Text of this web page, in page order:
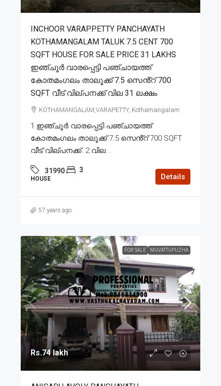
INCHOOR VARAPPETTY PANCHAYATH
KOTHAMANGALAM TALUK 7.5 CENT 700
SQFT HOUSE FOR SALE PRICE 31 LAKHS
ഇഞ്ചൂർ വാരപ്പെട്ടി പഞ്ചായത്ത്
കോതമംഗലം താലൂക്ക് 7.5 സെൻ്റ് 700
SQFT വീട് വില്പനക്ക് വില 31 ലക്ഷം
KOTHAMANGALAM,VARAPETTY, Kothamangalam
1.ഇഞ്ചൂർ വാരപ്പെട്ടി പഞ്ചായത്ത്
കോതമംഗലം താലൂക്ക് 7.5 സെൻ്റ് 700 SQFT
വീട് വില്പനക്ക്. 2.വില...
31990 3
HOUSE Details
57 years ago
FOR SALE MUVATTUPUZHA
Rs.74 lakh